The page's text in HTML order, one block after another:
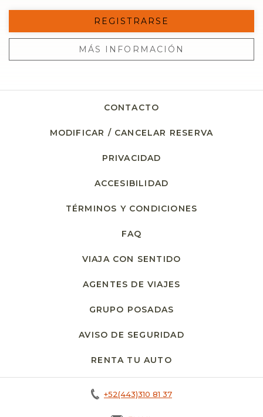
REGISTRARSE
MÁS INFORMACIÓN
CONTACTO
MODIFICAR / CANCELAR RESERVA
PRIVACIDAD
ACCESIBILIDAD
TÉRMINOS Y CONDICIONES
FAQ
VIAJA CON SENTIDO
AGENTES DE VIAJES
GRUPO POSADAS
AVISO DE SEGURIDAD
RENTA TU AUTO
+52(443)310 81 37